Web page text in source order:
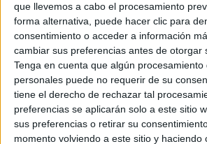
que llevemos a cabo el procesamiento
forma alternativa, puede hacer clic para
consentimiento o acceder a información
cambiar sus preferencias antes de otorgar
Tenga en cuenta que algún procesamiento
personales puede no requerir de su
tiene el derecho de rechazar tal
preferencias se aplicarán solo a este sitio
sus preferencias o retirar su
momento volviendo a este sitio y haciendo
Yo creo que deberías estudiar lo que más
que después te tendrás que dedicar a ello
años de tu vida y mejor que lo hagas con
con algo que tiene muchas salidas, pero
Las ingenierías pueden tener muchas
Biotecnología tiene una salida que te
De todas formas, hoy en día a los
date cuenta de cuánta innovación se
en genética, como en biología molecular,